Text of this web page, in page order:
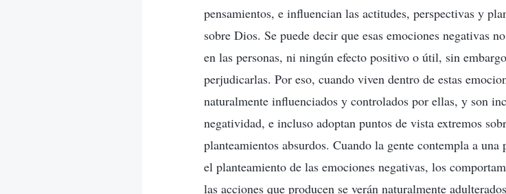
pensamientos, e influencian las actitudes, perspectivas y
sobre Dios. Se puede decir que esas emociones negativas
en las personas, ni ningún efecto positivo o útil, sin
perjudicarlas. Por eso, cuando viven dentro de estas
naturalmente influenciados y controlados por ellas, y son
negatividad, e incluso adoptan puntos de vista extremos
planteamientos absurdos. Cuando la gente contempla a
el planteamiento de las emociones negativas, los
las acciones que producen se verán naturalmente